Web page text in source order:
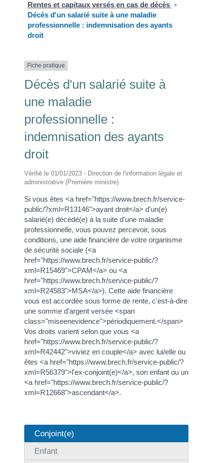
Rentes et capitaux versés en cas de décès >
Décès d'un salarié suite à une maladie
professionnelle : indemnisation des ayants
droit
Fiche pratique
Décès d'un salarié suite à
une maladie
professionnelle :
indemnisation des ayants
droit
Vérifié le 01/01/2023 - Direction de l'information légale et
administrative (Première ministre)
Si vous êtes <a href="https://www.brech.fr/service-
public/?xml=R13146">ayant droit</a> d'un(e)
salarié(e) décédé(e) à la suite d'une maladie
professionnelle, vous pouvez percevoir, sous
conditions, une aide financière de votre organisme
de sécurité sociale (<a
href="https://www.brech.fr/service-public/?
xml=R15469">CPAM</a> ou <a
href="https://www.brech.fr/service-public/?
xml=R24583">MSA</a>). Cette aide financière
vous est accordée sous forme de rente, c'est-à-dire
une somme d'argent versée <span
class="miseenevidence">périodiquement.</span>
Vos droits varient selon que vous <a
href="https://www.brech.fr/service-public/?
xml=R42442">viviez en couple</a> avec lui/elle ou
êtes <a href="https://www.brech.fr/service-public/?
xml=R56379">l'ex-conjoint(e)</a>, son enfant ou un
<a href="https://www.brech.fr/service-public/?
xml=R12668">ascendant</a>.
Conjoint(e)
Enfant